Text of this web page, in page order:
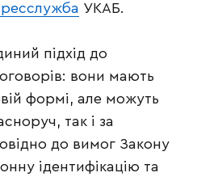
УКАБ.
підхід до
вони мають
формі, але можуть
так і за
до вимог Закону
ідентифікацію та